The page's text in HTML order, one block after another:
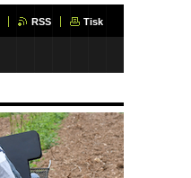
RSS Tisk